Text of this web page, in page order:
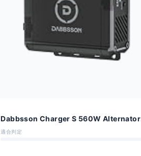
Dabbsson Charger S 560W Alternator
Charger
適合判定